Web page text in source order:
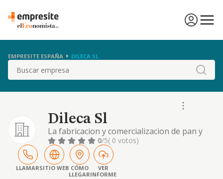
EMPRESITE ESPAÑA DILECA SL
Buscar
Dileca Sl
La fabricacion y comercializacion de pan y
productos derivados pasteleria, bolleria,
elaboracion y comercializacion de productos
alimenticios, cafeteria, comidas preparadas y
similares
0/5( 0 votos)
LLAMARSITIO WEB CÓMO
LLEGAR
VER
INFORME